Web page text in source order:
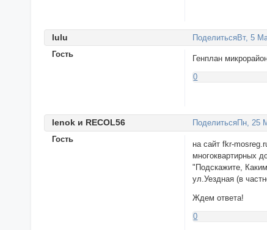
Поделиться Вт, 5
lulu
Гость
Генплан
0
Поделиться Пн, 25
lenok и RECOL56
Гость
на сайт fkr-
многоквартирных
"Подскажите,
ул.Уездная (в
Ждем ответа!
0